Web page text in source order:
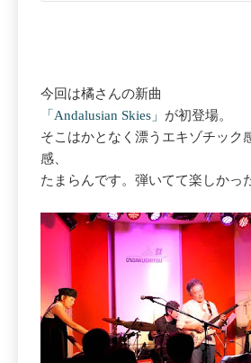
今回は橘さんの新曲
「Andalusian Skies」 が初登場。
そこはかとなく漂うエキゾチック
感、
たまらんです。弾いてて楽しかっ